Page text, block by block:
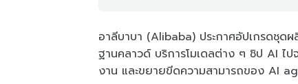
อาลีบาบา (Alibaba) ประกาศอัปเกรดชุ
ฐานคลาวด์ บริการโมเดลต่าง ๆ ชิป AI ไ
งาน และขยายขีดความสามารถของ AI